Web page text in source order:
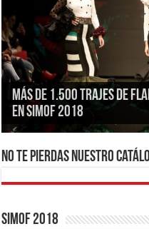
Más de 1.500 trajes de
en Simof 2018
No te pierdas nuestro
Simof 2018